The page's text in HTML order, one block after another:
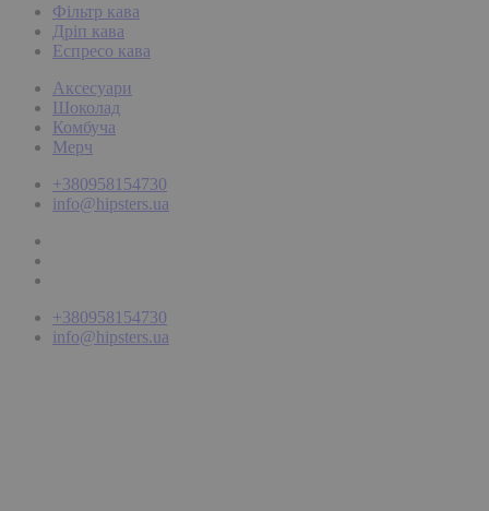
Фільтр кава
Дріп кава
Еспресо кава
Аксесуари
Шоколад
Комбуча
Мерч
+380958154730
info@hipsters.ua
+380958154730
info@hipsters.ua